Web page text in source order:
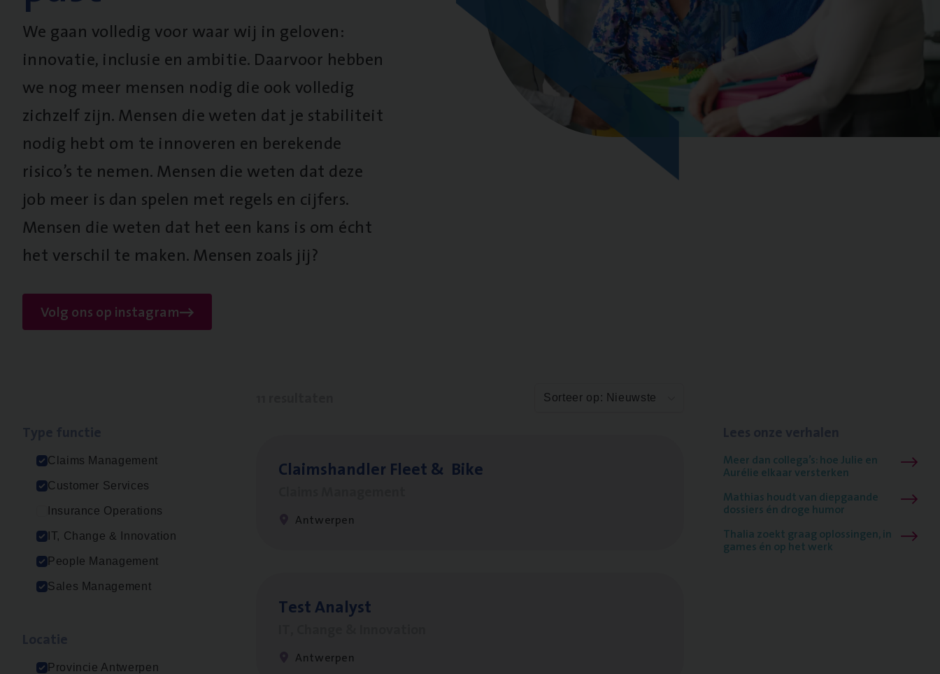
We gaan volledig voor waar wij in geloven:
innovatie, inclusie en ambitie. Daarvoor hebben
we nog meer mensen nodig die ook volledig
zichzelf zijn. Mensen die weten dat je stabiliteit
nodig hebt om te innoveren en berekende
risico’s te nemen. Mensen die weten dat deze
job meer is dan spelen met regels en cijfers.
Mensen die weten dat het een kans is om écht
het verschil te maken. Mensen zoals jij?
Volg ons op instagram
Claims Management
Customer Services
Insurance Operations
IT, Change & Innovation
People Management
Sales Management
Provincie Antwerpen
Sorteer op: Nieuwste
Claims­hand­ler Fleet& Bike
Antwerpen
Test Ana­lyst
Antwerpen
Meer dan collega’s: hoe Julie en
Aurélie elkaar versterken
Mathias houdt van diepgaande
dossiers én droge humor
Thalia zoekt graag oplossingen, in
games én op het werk